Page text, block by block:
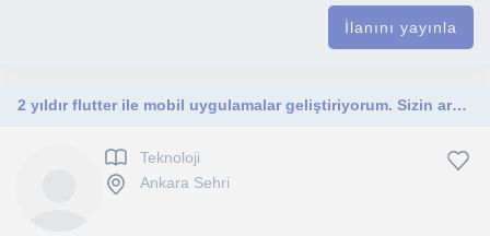
İlanını yayınla
2 yıldır flutter ile mobil uygulamalar geliştiriyorum. Sizin aracılığınızla bu alandaki bilgilerimi başkalarına aktarabilirim.
Teknoloji
Ankara Sehri